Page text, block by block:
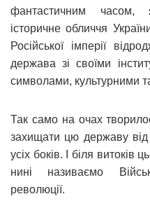
фантастичним часом,
історичне обличчя
Російської імперії
держава зі своїми
символами, культурними
Так само на очах
захищати цю державу
усіх боків. І біля витоків
нині називаємо
революції.